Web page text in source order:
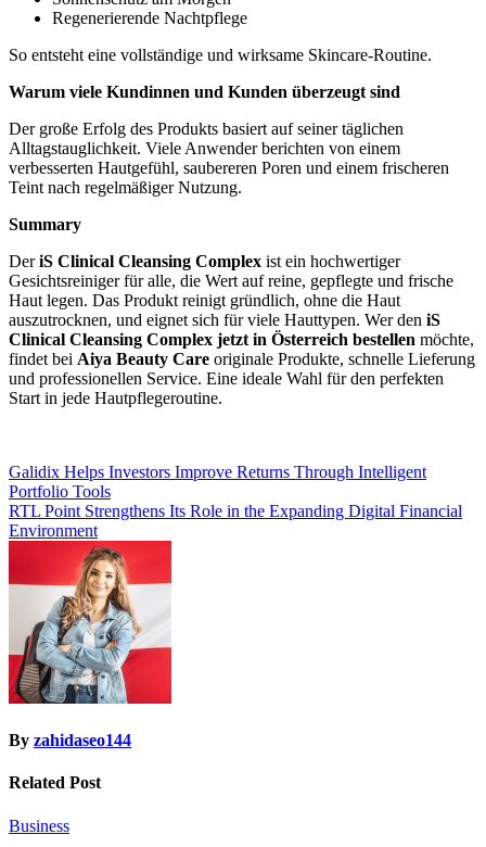
Regenerierende Nachtpflege
So entsteht eine vollständige und wirksame Skincare-Routine.
Warum viele Kundinnen und Kunden überzeugt sind
Der große Erfolg des Produkts basiert auf seiner täglichen
Alltagstauglichkeit. Viele Anwender berichten von einem
verbesserten Hautgefühl, saubereren Poren und einem frischeren
Teint nach regelmäßiger Nutzung.
Summary
DeriS Clinical Cleansing Complex ist ein hochwertiger
Gesichtsreiniger für alle, die Wert auf reine, gepflegte und frische
Haut legen. Das Produkt reinigt gründlich, ohne die Haut
auszutrocknen, und eignet sich für viele Hauttypen. Wer den iS
Clinical Cleansing Complex jetzt in Österreich bestellen möchte,
findet bei Aiya Beauty Care originale Produkte, schnelle Lieferung
und professionellen Service. Eine ideale Wahl für den perfekten
Start in jede Hautpflegeroutine.
Post
navigation
Galidix Helps Investors Improve Returns Through Intelligent
Portfolio Tools
RTL Point Strengthens Its Role in the Expanding Digital Financial
Environment
By zahidaseo144
Related Post
Business